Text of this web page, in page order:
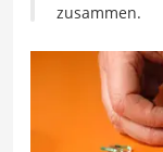
zusammen.